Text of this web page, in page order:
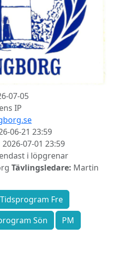
07-05
IP
06-21 23:59
2026-07-01 23:59
endast i löpgrenar
Tävlingsledare: Martin
Tidsprogram Fre
Sön
PM